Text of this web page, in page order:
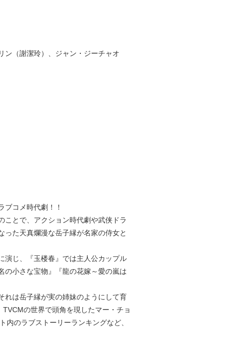
ン（謝潔玲）、ジャン・ジーチャオ
コメ時代劇！！
ことで、アクション時代劇や武侠ドラ
た天真爛漫な岳子縁が名家の侍女と
演じ、『玉楼春』では主人公カップル
の小さな宝物』『龍の花嫁～愛の嵐は
れは岳子縁が実の姉妹のようにして育
の世界で頭角を現したマー・チョ
のラブストーリーランキングなど、